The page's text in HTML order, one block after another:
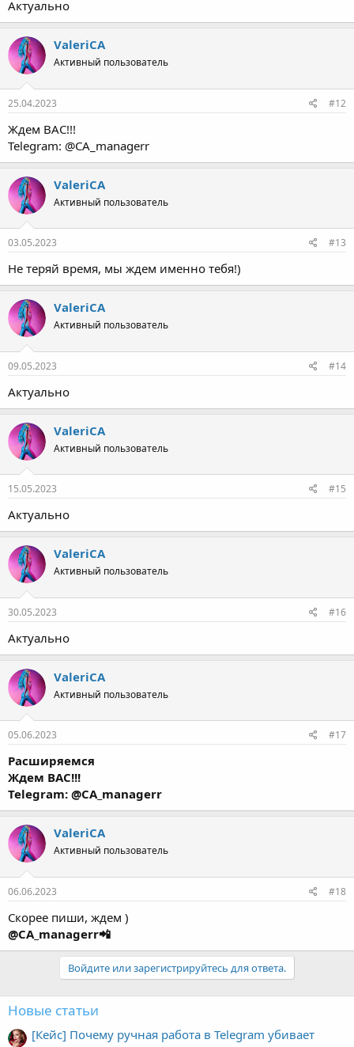
Актуально
ValeriCA
Активный пользователь
25.04.2023 #12
Ждем ВАС!!!
Telegram: @CA_managerr
ValeriCA
Активный пользователь
03.05.2023 #13
Не теряй время, мы ждем именно тебя!)
ValeriCA
Активный пользователь
09.05.2023 #14
Актуально
ValeriCA
Активный пользователь
15.05.2023 #15
Актуально
ValeriCA
Активный пользователь
30.05.2023 #16
Актуально
ValeriCA
Активный пользователь
05.06.2023 #17
Расширяемся
Ждем ВАС!!!
Telegram: @CA_managerr
ValeriCA
Активный пользователь
06.06.2023 #18
Скорее пиши, ждем )
@CA_managerr📲
Войдите или зарегистрируйтесь для ответа.
Новые статьи
[Кейс] Почему ручная работа в Telegram убивает